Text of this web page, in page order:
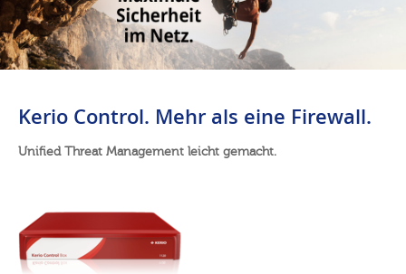
Kerio Control. Mehr als eine Firewall.
Unified Threat Management leicht gemacht.